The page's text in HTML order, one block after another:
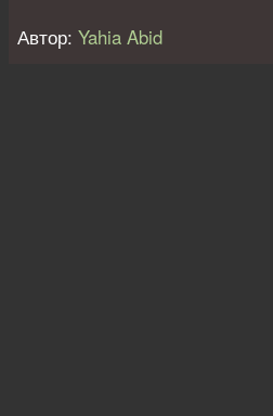
- Свои колёса;
Автор: Yahia Abid